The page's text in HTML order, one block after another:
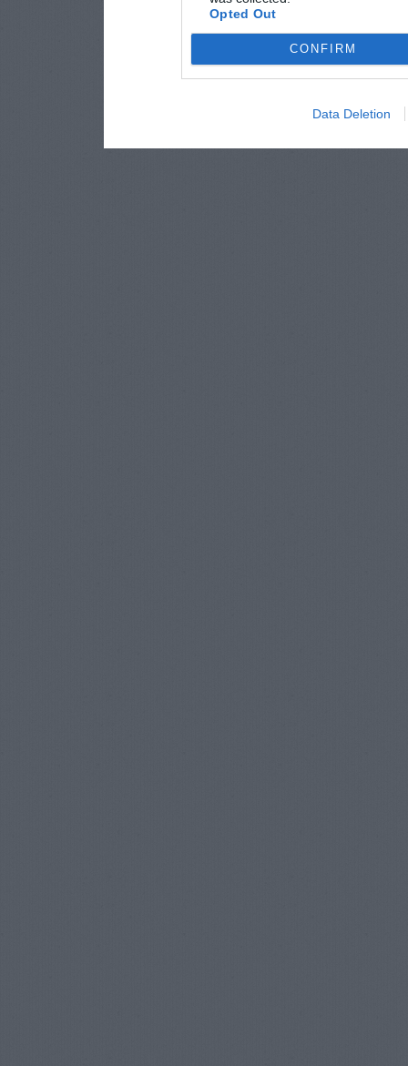
Opted Out
CONFIRM
Data Deletion